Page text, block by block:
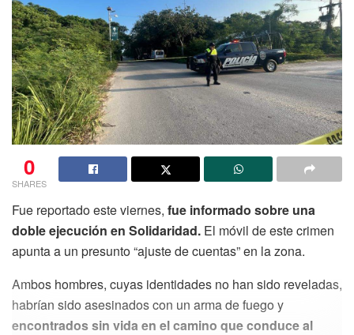
0
SHARES
Fue reportado este viernes, fue informado sobre una
doble ejecución en Solidaridad. El móvil de este crimen
apunta a un presunto “ajuste de cuentas” en la zona.
Ambos hombres, cuyas identidades no han sido reveladas,
habrían sido asesinados con un arma de fuego y
encontrados sin vida en el camino que conduce al